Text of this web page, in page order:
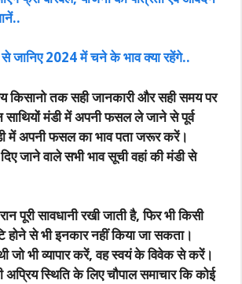
से जानिए 2024 में चने के भाव क्या रहेंगे..
किसानो तक सही जानकारी और सही समय पर
साथियों मंडी में अपनी फसल ले जाने से पूर्व
में अपनी फसल का भाव पता जरूर करें।
जाने वाले सभी भाव सूची वहां की मंडी से
पूरी सावधानी रखी जाती है, फिर भी किसी
होने से भी इनकार नहीं किया जा सकता।
जो भी व्यापार करें, वह स्वयं के विवेक से करें।
अप्रिय स्थिति के लिए चौपाल समाचार कि कोई